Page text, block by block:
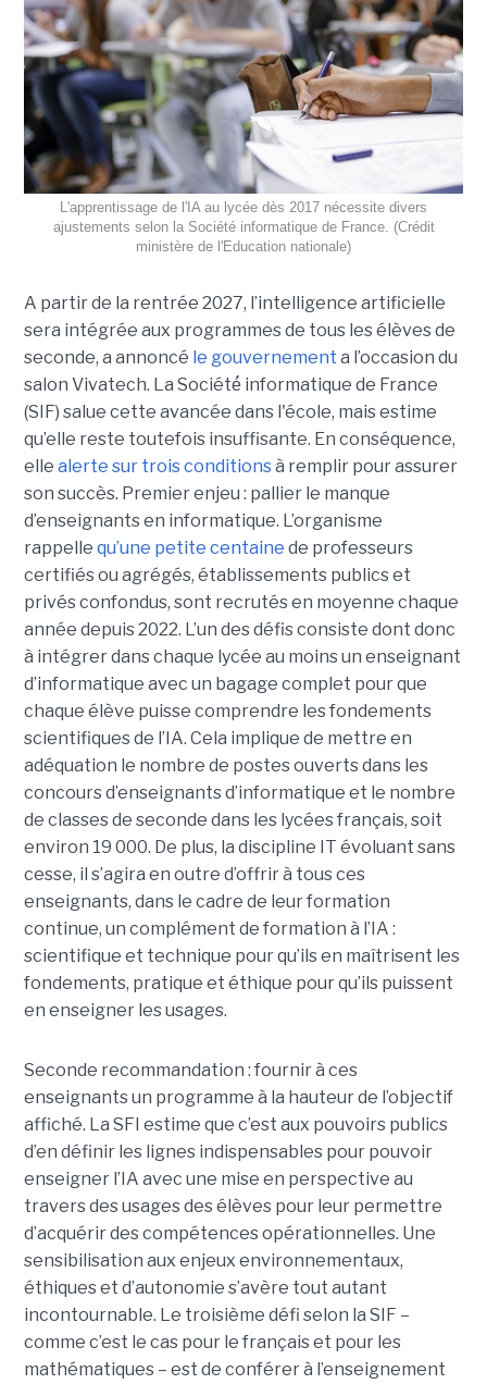
L'apprentissage de l'IA au lycée dès 2017 nécessite divers
ajustements selon la Société informatique de France. (Crédit
ministère de l'Education nationale)
A partir de la rentrée 2027, l’intelligence artificielle
sera intégrée aux programmes de tous les élèves de
seconde, a annoncé le gouvernement a l’occasion du
salon Vivatech. La Société́ informatique de France
(SIF) salue cette avancée dans l'école, mais estime
qu’elle reste toutefois insuffisante. En conséquence,
elle alerte sur trois conditionsà remplir pour assurer
son succès. Premier enjeu : pallier le manque
d’enseignants en informatique. L’organisme
rappelle qu’une petite centaine de professeurs
certifiés ou agrégés, établissements publics et
privés confondus, sont recrutés en moyenne chaque
année depuis 2022. L’un des défis consiste dont donc
à intégrer dans chaque lycée au moins un enseignant
d’informatique avec un bagage complet pour que
chaque élève puisse comprendre les fondements
scientifiques de l’IA. Cela implique de mettre en
adéquation le nombre de postes ouverts dans les
concours d’enseignants d’informatique et le nombre
de classes de seconde dans les lycées français, soit
environ 19 000. De plus, la discipline IT évoluant sans
cesse, il s’agira en outre d’offrir à tous ces
enseignants, dans le cadre de leur formation
continue, un complément de formation à l’IA :
scientifique et technique pour qu’ils en maîtrisent les
fondements, pratique et éthique pour qu’ils puissent
en enseigner les usages.
Seconde recommandation : fournir à ces
enseignants un programme à la hauteur de l’objectif
affiché. La SFI estime que c’est aux pouvoirs publics
d’en définir les lignes indispensables pour pouvoir
enseigner l’IA avec une mise en perspective au
travers des usages des élèves pour leur permettre
d’acquérir des compétences opérationnelles. Une
sensibilisation aux enjeux environnementaux,
éthiques et d’autonomie s’avère tout autant
incontournable. Le troisième défi selon la SIF –
comme c’est le cas pour le français et pour les
mathématiques – est de conférer à l’enseignement